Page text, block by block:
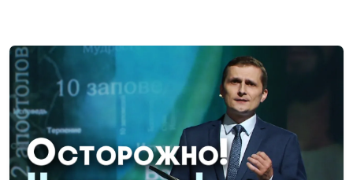
Путешествуем по
Евангелию. Истинная и
мнимая праведность
Валерий Малышев,
Вениамин Дашкевич,
священнослужитель
Путешествуем по
Евангелию. Как жить в
Царстве Божьем
Валерий Малышев,
Вениамин Дашкевич,
священнослужитель